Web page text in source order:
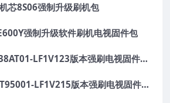
芯8S06强制升级刷机包
强制升级软件刷机电视固件包
TCL电视V8-S38AT01-LF1V123版本强刷电视固件包下载
TCL电视V8-RT95001-LF1V215版本强刷电视固件包下载